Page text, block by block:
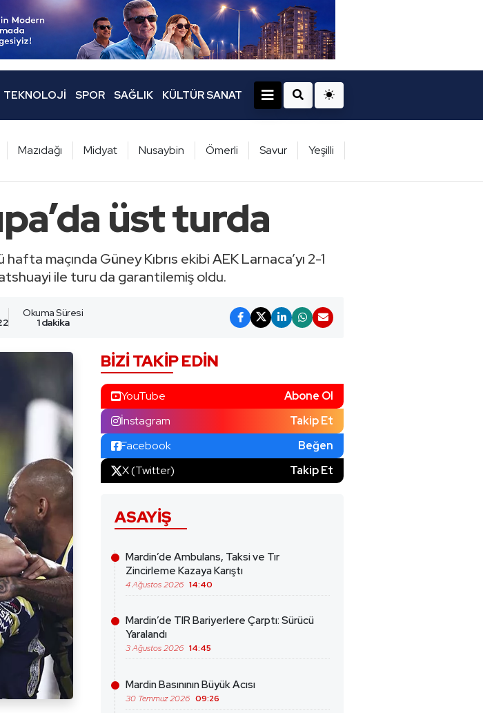
TEKNOLOJI SPOR SAĞLIK KÜLTÜR SANAT
Mazıdağı Midyat Nusaybin Ömerli Savur Yeşilli
üst turda
maçında Güney Kıbrıs ekibi AEK Larnaca’yı 2-1
ile turu da garantilemiş oldu.
Okuma Süresi
1 dakika
BIZI TAKIP EDIN
YouTube
Abone Ol
İnstagram
Takip Et
Facebook
Beğen
X (Twitter)
Takip Et
ASAYIŞ
Mardin’de Ambulans, Taksi ve Tır
Zincirleme Kazaya Karıştı
4 Ağustos 2026 14:40
Mardin’de TIR Bariyerlere Çarptı: Sürücü
Yaralandı
3 Ağustos 2026 14:45
Mardin Basınının Büyük Acısı
30 Temmuz 2026 09:26